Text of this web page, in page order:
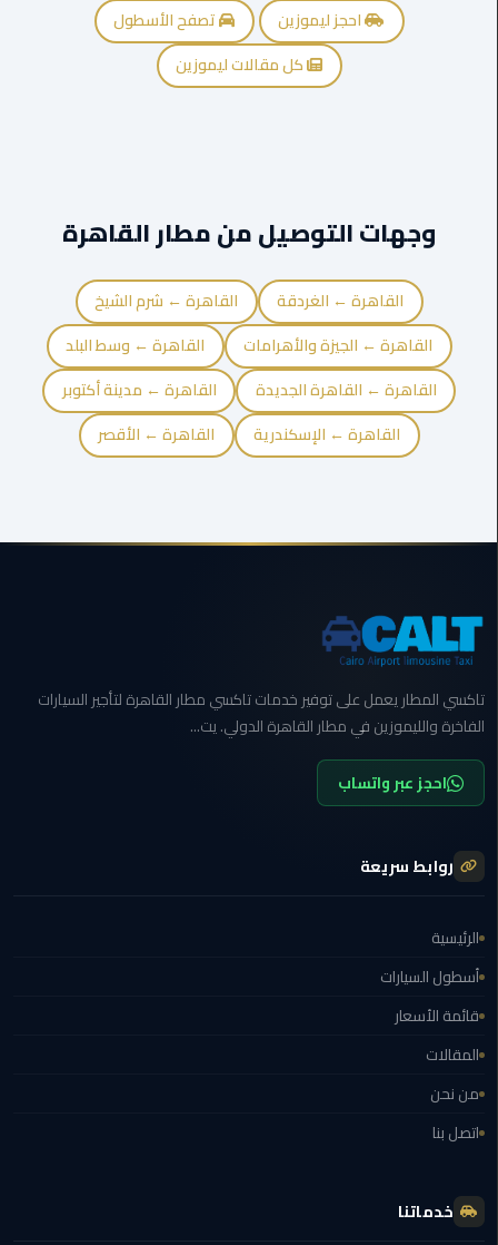
العجمي
ليموزين
ليموزين
رجال
الاعمال
زايد
طنطا
ليموزين
المنصورة
ليموزين
كفر
ليموزين
المحلة
الكبرى
ليموزين
السويس
ليموزين
السخنة
احجز ليموزين
تصفح الأسطول
كل مقالات ليموزين
وجهات التوصيل من مطار القاهرة
القاهرة ← الغردقة
القاهرة ← شرم الشيخ
القاهرة ← الجيزة والأهرامات
القاهرة ← وسط البلد
القاهرة ← القاهرة الجديدة
القاهرة ← مدينة أكتوبر
القاهرة ← الإسكندرية
القاهرة ← الأقصر
تاكسي المطار يعمل على توفير خدمات تاكسي مطار القاهرة لتأجير السيارات
الفاخرة والليموزين في مطار القاهرة الدولي. يت...
احجز عبر واتساب
روابط سريعة
الرئيسية
أسطول السيارات
قائمة الأسعار
المقالات
من نحن
اتصل بنا
خدماتنا